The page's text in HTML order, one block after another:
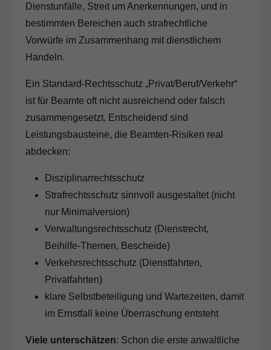
Dienstunfälle, Streit um Anerkennungen, und in
bestimmten Bereichen auch strafrechtliche
Vorwürfe im Zusammenhang mit dienstlichem
Handeln.
Ein Standard-Rechtsschutz „Privat/Beruf/Verkehr“
ist für Beamte oft nicht ausreichend oder falsch
zusammengesetzt. Entscheidend sind
Leistungsbausteine, die Beamten-Risiken real
abdecken:
Disziplinarrechtsschutz
Strafrechtsschutz sinnvoll ausgestaltet (nicht
nur Minimalversion)
Verwaltungsrechtsschutz (Dienstrecht,
Beihilfe-Themen, Bescheide)
Verkehrsrechtsschutz (Dienstfahrten,
Privatfahrten)
klare Selbstbeteiligung und Wartezeiten, damit
im Ernstfall keine Überraschung entsteht
Viele unterschätzen: Schon die erste anwaltliche